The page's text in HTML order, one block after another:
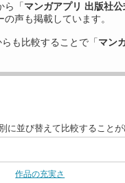
ら「マンガアプリ 出版社公
声も掲載しています。
も比較することで「マン
並び替えて比較することが
作品の充実さ